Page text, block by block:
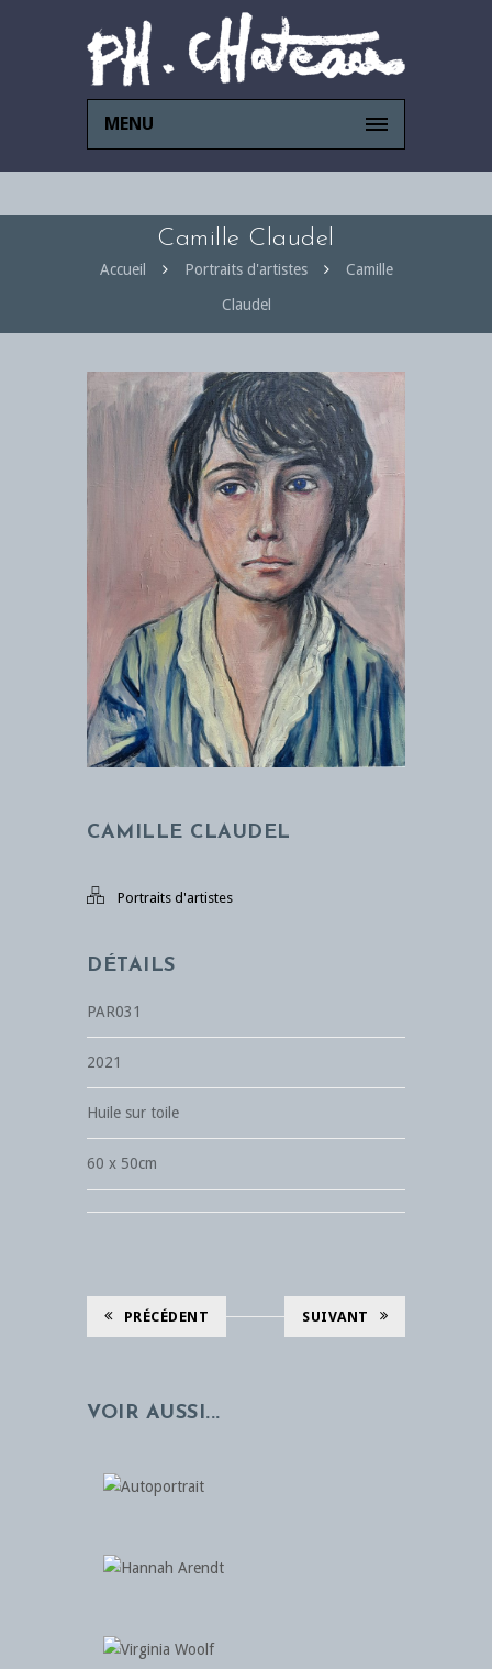
MENU
Camille Claudel
Accueil Portraits d'artistes
Camille
Claudel
CAMILLE CLAUDEL
Portraits d'artistes
DÉTAILS
PAR031
2021
Huile sur toile
60 x 50cm
PRÉCÉDENT SUIVANT
VOIR AUSSI...